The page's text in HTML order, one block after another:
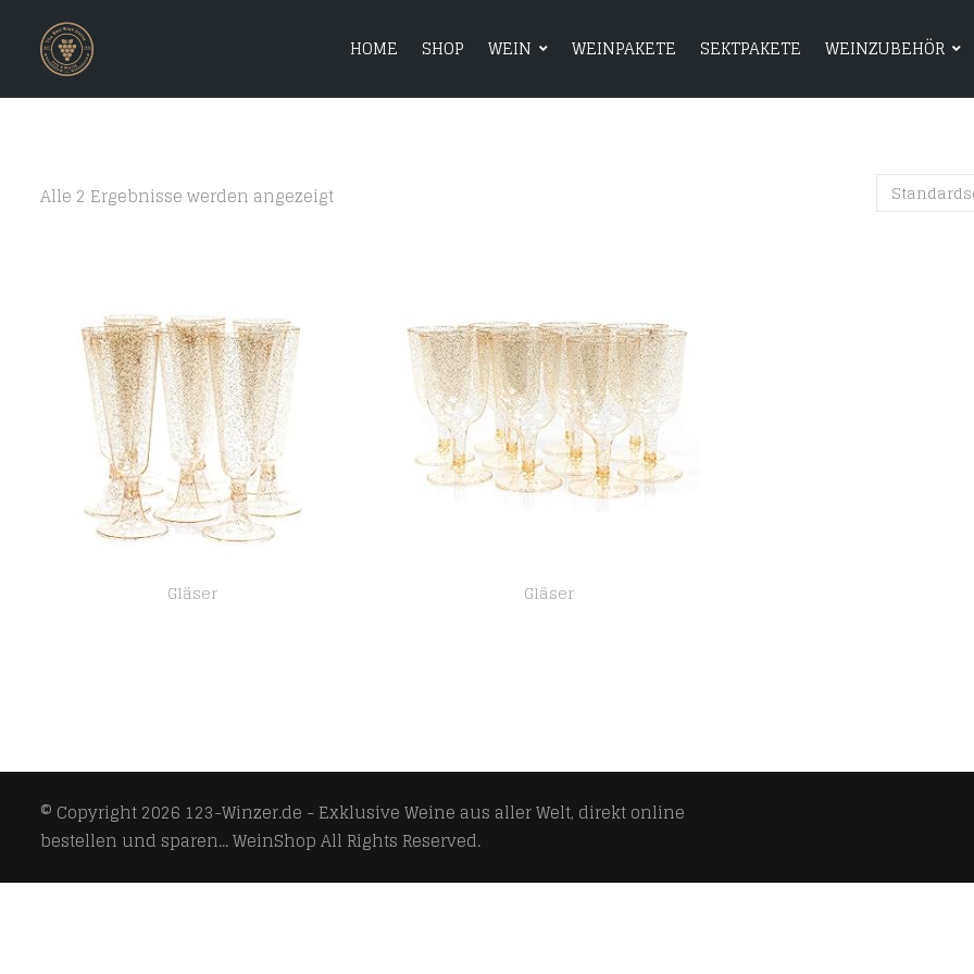
HOME SHOP WEIN WEINPAKETE SEKTPAKETE WEINZUBEHÖR
HOME SHOP WEIN WEINPAKETE
Alle 2 Ergebnisse werden angezeigt
Gläser Gläser
© Copyright 2026 123-Winzer.de - Exklusive Weine aus aller Welt, direkt online
bestellen und sparen... WeinShopAll Rights Reserved.